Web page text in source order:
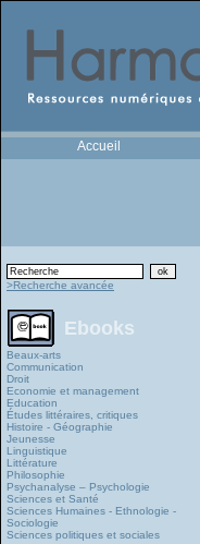
Accueil
>Recherche avancée
Ebooks
Beaux-arts
Communication
Droit
Economie et management
Education
Études littéraires, critiques
Histoire - Géographie
Jeunesse
Linguistique
Littérature
Philosophie
Psychanalyse – Psychologie
Sciences et Santé
Sciences Humaines - Ethnologie -
Sociologie
Sciences politiques et sociales